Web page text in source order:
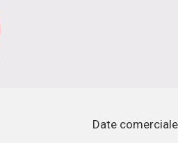
Date comerciale